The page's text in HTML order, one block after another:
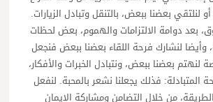
لنلتقي بعضنا ببعض، بالتنقل وتبادل الزيارات.
بعد دوامة الالتزامات والهموم، بعض لحظات
وأيضا لنشارك فرحة اللقاء بعضنا ببعض فنجعل
بعضنا ببعض، ونتبادل الخبرات والأفكار،
المتبادلة: فذلك يجعلنا نشعر بالمحبة. لنفعل
من خلال التضامن ومشاركة الإيمان